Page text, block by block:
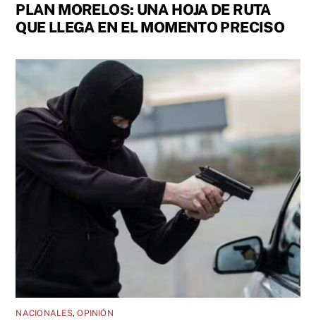
PLAN MORELOS: UNA HOJA DE RUTA
QUE LLEGA EN EL MOMENTO PRECISO
NACIONALES,OPINIÓN